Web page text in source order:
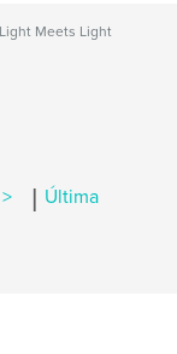
Meets Light
| Última